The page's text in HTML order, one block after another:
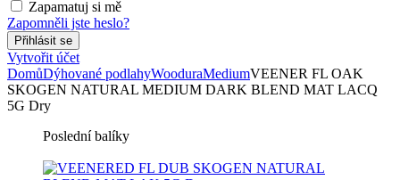
Zapamatuj si mě
Zapomněli jste heslo?
Vytvořit účet
DomůDýhované podlahyWooduraMediumVEENER FL OAK
SKOGEN NATURAL MEDIUM DARK BLEND MAT LACQ
5G Dry
Poslední balíky